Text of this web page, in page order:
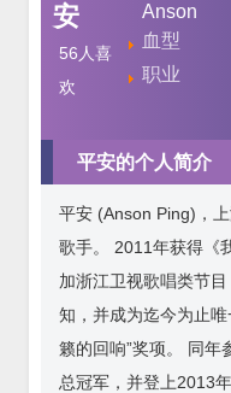
安
56 人喜
欢
Anson
血型
职业
平安的个人简介
平安 (Anson Ping)，
歌手。 2011年获得《
加浙江卫视歌唱类节
知，并成为迄今为止
籁的回响”奖项。 同年
总冠军，并登上2013